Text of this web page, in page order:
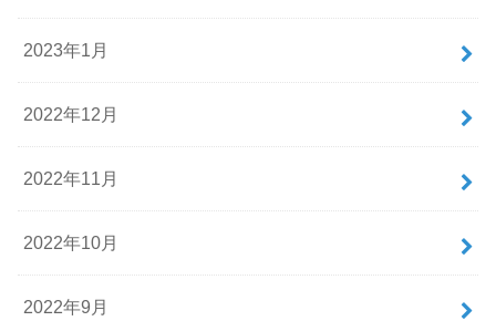
2023年1月
2022年12月
2022年11月
2022年10月
2022年9月